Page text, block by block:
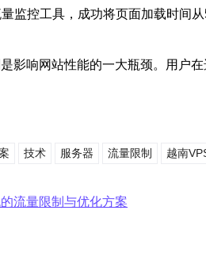
监控工具，成功将页面加载时间
影响网站性能的一大瓶颈。用户
技术 服务器 流量限制 越南
流量限制与优化方案